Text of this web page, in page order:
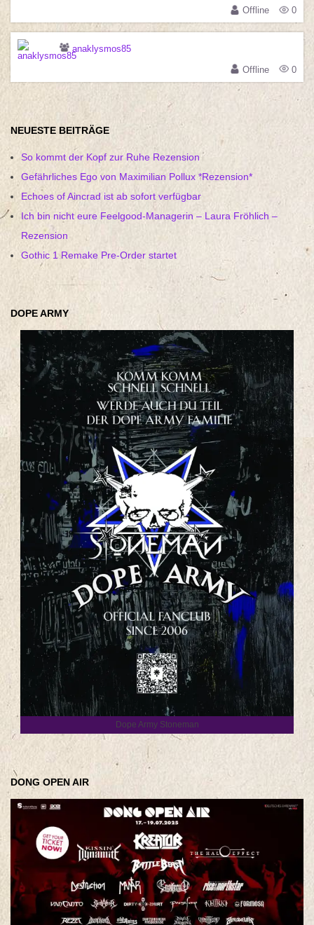
Offline 0
anaklysmos85
Offline
0
NEUESTE BEITRÄGE
So kommt der Kopf zur Ruhe Rezension
Gefährliches Ego von Maximilian Pollux *Rezension*
Echoes of Aincrad ist ab sofort verfügbar
Ich bin nicht eure Feelgood-Managerin – Laura Fröhlich –
Rezension
Gothic 1 Remake Pre-Order startet
DOPE ARMY
Dope Army Stoneman
DONG OPEN AIR